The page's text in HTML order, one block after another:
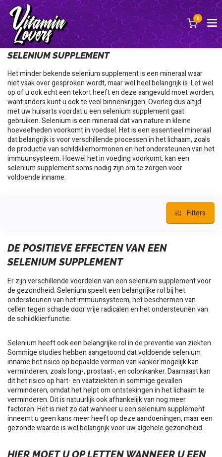
0
Terug
SELENIUM SUPPLEMENT
Het minder bekende selenium supplement is een mineraal waar
niet vaak over gesproken wordt, maar wel heel belangrijk is. Let wel
op of u ook echt een tekort heeft en deze aangevuld moet worden,
want anders kunt u ook te veel binnenkrijgen. Overleg dus altijd
met uw huisarts voordat u een selenium supplement gaat
gebruiken. Selenium is een mineraal dat van nature in kleine
hoeveelheden voorkomt in voedsel. Het is een essentieel mineraal
dat belangrijk is voor verschillende processen in het lichaam, zoals
de productie van schildklierhormonen en het ondersteunen van het
immuunsysteem. Hoewel het in voeding voorkomt, kan een
selenium supplement soms nodig zijn om te zorgen voor
voldoende inname.
Filters
DE POSITIEVE EFFECTEN VAN EEN
SELENIUM SUPPLEMENT
Er zijn verschillende voordelen van een selenium supplement voor
de gezondheid. Selenium speelt een belangrijke rol bij het
ondersteunen van het immuunsysteem, het beschermen van
cellen tegen schade door vrije radicalen en het ondersteunen van
de schildklierfunctie.
Selenium heeft ook een belangrijke rol in de preventie van ziekten.
Sommige studies hebben aangetoond dat voldoende selenium
inname het risico op bepaalde vormen van kanker mogelijk kan
verminderen, zoals long-, prostaat-, en colonkanker. Daarnaast kan
dit het risico op hart- en vaatziekten in sommige gevallen
verminderen, omdat het helpt om ontstekingen in het lichaam te
verminderen. Dit is natuurlijk ook afhankelijk van nog meer
factoren. Het is niet zo dat wanneer u een selenium supplement
inneemt u geen kans meer heeft op deze aandoeningen, maar een
gezonde waarde is wel belangrijk voor uw algehele gezondheid.
HIER MOET U OP LETTEN WANNEER U EEN